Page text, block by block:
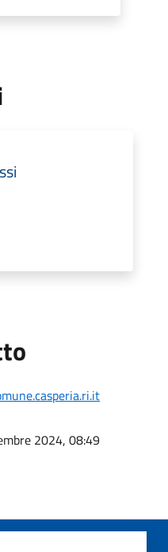
2024, 08:49